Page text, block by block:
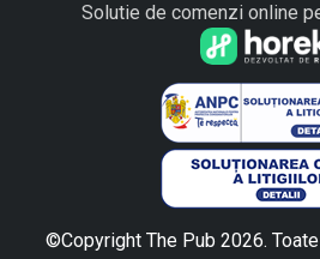
Solutie de comenzi online
©Copyright The Pub 2026.